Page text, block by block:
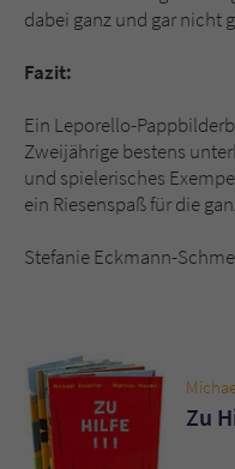
dabei ganz und gar nicht
Fazit:
Ein Leporello-
Zweijährige bestens
und spielerisches
ein Riesenspaß für die
Stefanie Eckmann-
Zu